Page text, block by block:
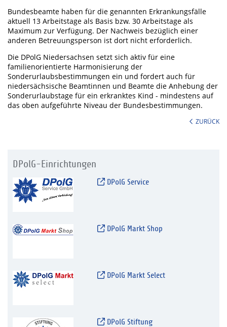
Bundesbeamte haben für die genannten Erkrankungsfälle
aktuell 13 Arbeitstage als Basis bzw. 30 Arbeitstage als
Maximum zur Verfügung. Der Nachweis bezüglich einer
anderen Betreuungsperson ist dort nicht erforderlich.
Die DPolG Niedersachsen setzt sich aktiv für eine
familienorientierte Harmonisierung der
Sonderurlaubsbestimmungen ein und fordert auch für
niedersächsische Beamtinnen und Beamte die Anhebung der
Sonderurlaubstage für ein erkranktes Kind - mindestens auf
das oben aufgeführte Niveau der Bundesbestimmungen.
ZURÜCK
DPolG-Einrichtungen
DPolG Service
DPolG Markt Shop
DPolG Markt Select
DPolG Stiftung